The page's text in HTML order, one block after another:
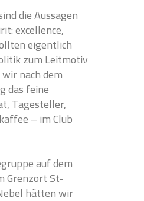
die Aussagen
excellence,
eigentlich
zum Leitmotiv
nach dem
das feine
Tagesteller,
– im Club
auf dem
Grenzort St-
hätten wir